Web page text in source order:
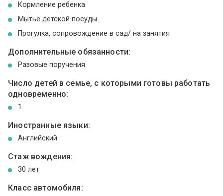
Кормление ребенка
Мытье детской посуды
Прогулка, сопровождение в сад/ на занятия
Дополнительные обязанности:
Разовые поручения
Число детей в семье, с которыми готовы работать
одновременно:
1
Иностранные языки:
Английский
Стаж вождения:
30 лет
Класс автомобиля: